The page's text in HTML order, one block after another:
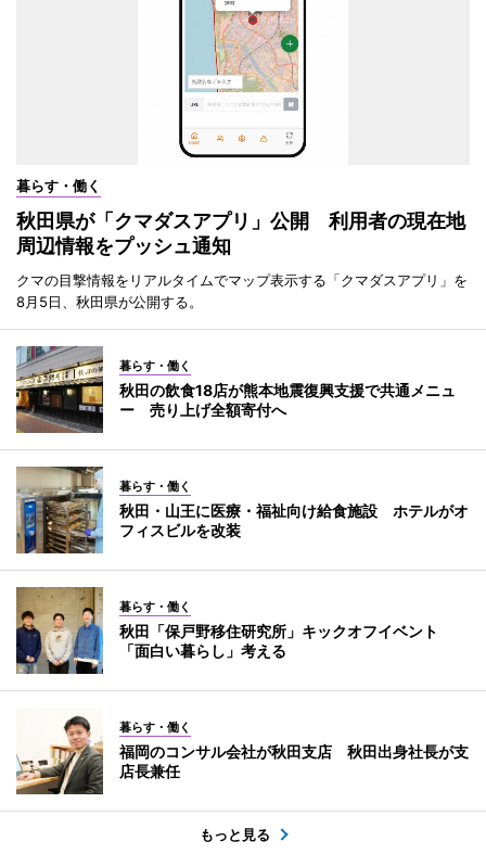
暮らす・働く
秋田県が「クマダスアプリ」公開 利用者の現在地
周辺情報をプッシュ通知
クマの目撃情報をリアルタイムでマップ表示する「クマダスアプリ」を
8月5日、秋田県が公開する。
暮らす・働く
秋田の飲食18店が熊本地震復興支援で共通メニュ
ー 売り上げ全額寄付へ
暮らす・働く
秋田・山王に医療・福祉向け給食施設 ホテルがオ
フィスビルを改装
暮らす・働く
秋田「保戸野移住研究所」キックオフイベント
「面白い暮らし」考える
暮らす・働く
福岡のコンサル会社が秋田支店 秋田出身社長が支
店長兼任
もっと見る